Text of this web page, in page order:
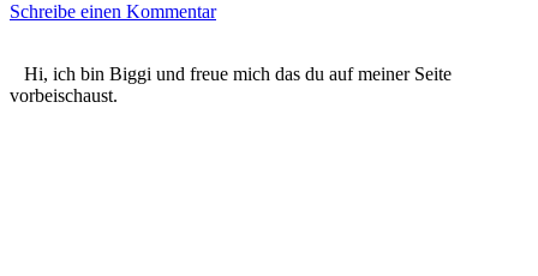
Schreibe einen Kommentar
Hi, ich bin Biggi und freue mich das du auf meiner Seite
vorbeischaust.